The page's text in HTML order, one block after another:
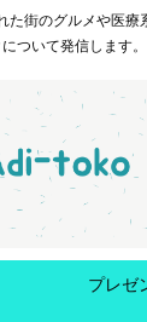
た街のグルメや医療
ついて発信します。
プレゼ